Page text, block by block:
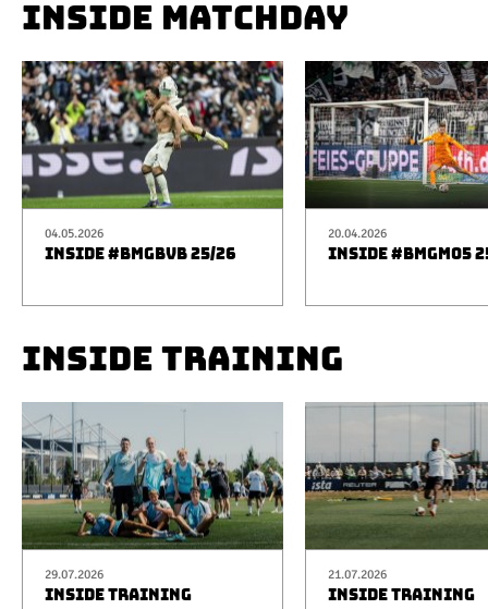
INSIDE MATCHDAY
04.05.2026
INSIDE #BMGBVB 25/26
20.04.2026
INSIDE #BMGM05
INSIDE TRAINING
29.07.2026
INSIDE TRAINING
21.07.2026
INSIDE TRAINING